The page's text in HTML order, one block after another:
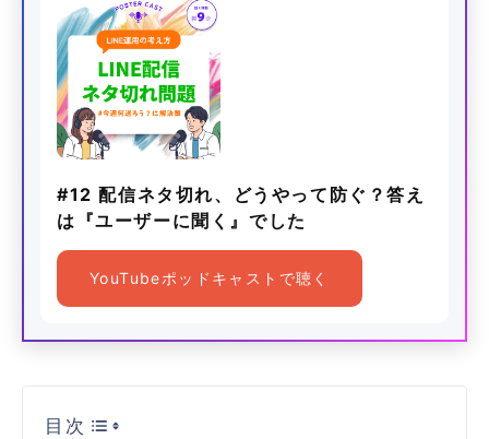
#12 配信ネタ切れ、どうやって防ぐ？答え
は『ユーザーに聞く』でした
YouTubeポッドキャストで聴く
目次